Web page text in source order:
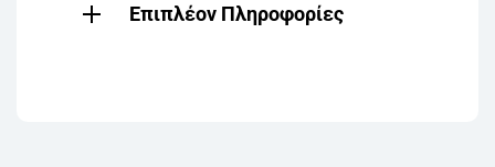
Επιπλέον Πληροφορίες